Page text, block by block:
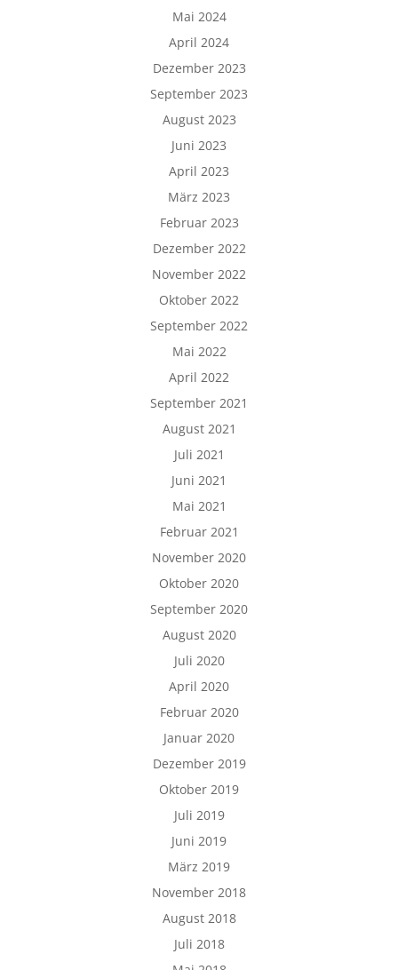
Mai 2024
April 2024
Dezember 2023
September 2023
August 2023
Juni 2023
April 2023
März 2023
Februar 2023
Dezember 2022
November 2022
Oktober 2022
September 2022
Mai 2022
April 2022
September 2021
August 2021
Juli 2021
Juni 2021
Mai 2021
Februar 2021
November 2020
Oktober 2020
September 2020
August 2020
Juli 2020
April 2020
Februar 2020
Januar 2020
Dezember 2019
Oktober 2019
Juli 2019
Juni 2019
März 2019
November 2018
August 2018
Juli 2018